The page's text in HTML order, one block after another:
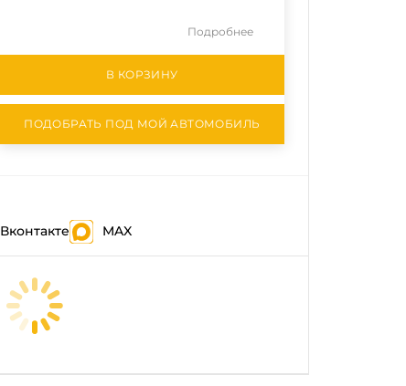
Подробнее
В КОРЗИНУ
ПОДОБРАТЬ ПОД МОЙ АВТОМОБИЛЬ
Вконтакте MAX